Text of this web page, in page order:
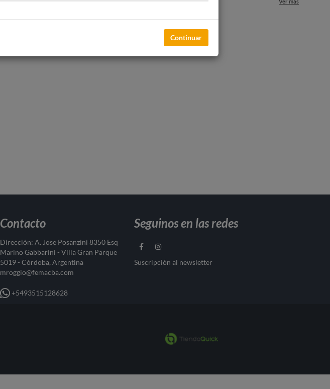
Contacto
Dirección: A. Jose Posanzini 8350 Esq
Marino Gabbarini - Villa Gran Parque
5019 - Córdoba, Argentina
mroggio@femacba.com
+5493515128628
Seguinos en las redes
Suscripción al newsletter
Continuar